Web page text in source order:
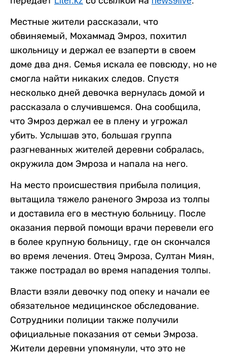
Местные жители рассказали, что
обвиняемый, Мохаммад Эмроз, похитил
школьницу и держал ее взаперти в своем
доме два дня. Семья искала ее повсюду, но не
смогла найти никаких следов. Спустя
несколько дней девочка вернулась домой и
рассказала о случившемся. Она сообщила,
что Эмроз держал ее в плену и угрожал
убить. Услышав это, большая группа
разгневанных жителей деревни собралась,
окружила дом Эмроза и напала на него.
На место происшествия прибыла полиция,
вытащила тяжело раненого Эмроза из толпы
и доставила его в местную больницу. После
оказания первой помощи врачи перевели его
в более крупную больницу, где он скончался
во время лечения. Отец Эмроза, Султан Миян,
также пострадал во время нападения толпы.
Власти взяли девочку под опеку и начали ее
обязательное медицинское обследование.
Сотрудники полиции также получили
официальные показания от семьи Эмроза.
Жители деревни упомянули, что это не